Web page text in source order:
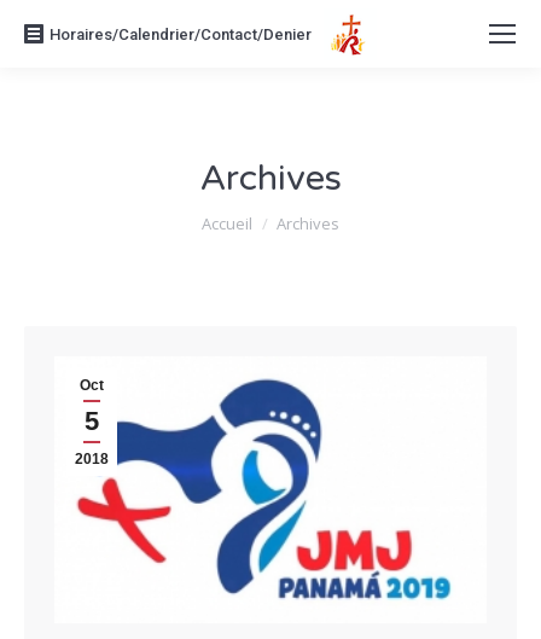
Horaires/Calendrier/Contact/Denier
Archives
Vous êtes ici :
Accueil Archives
Oct
5
2018